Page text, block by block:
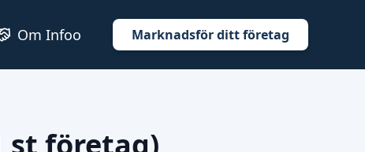
Om Infoo Marknadsför ditt företag